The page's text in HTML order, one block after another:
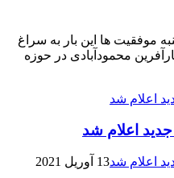
موفقیت ها این بار به سراغ
محمودآبادی در حوزه
اعلام شد
13 آوریل 2021